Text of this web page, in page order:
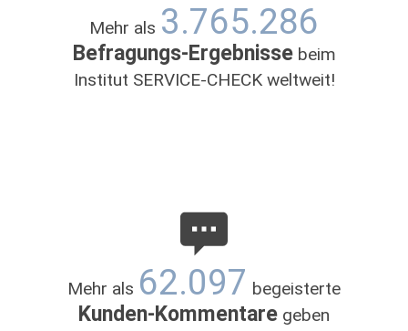
Mehr als 3.765.286
Befragungs-Ergebnissebeim
Institut SERVICE-CHECK weltweit!
Mehr als 62.097 begeisterte
Kunden-Kommentare geben